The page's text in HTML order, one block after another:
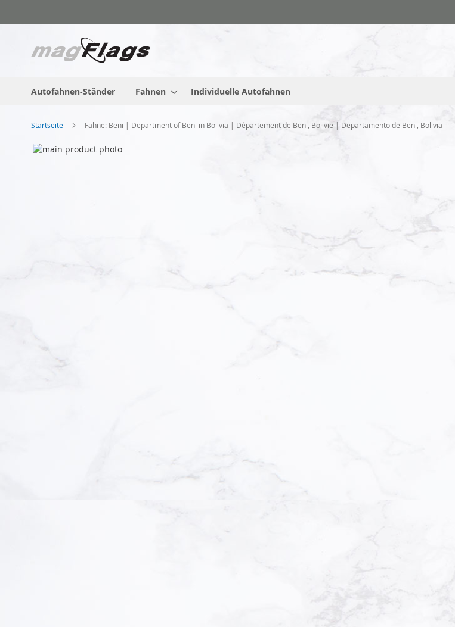
Inhalt
Autofahnen-Ständer Fahnen Individuelle Autofahnen
Startseite Fahne: Beni | Department of Beni in Bolivia | Département de Beni, Bolivie | Departamento de Beni, Bolivia
Zum